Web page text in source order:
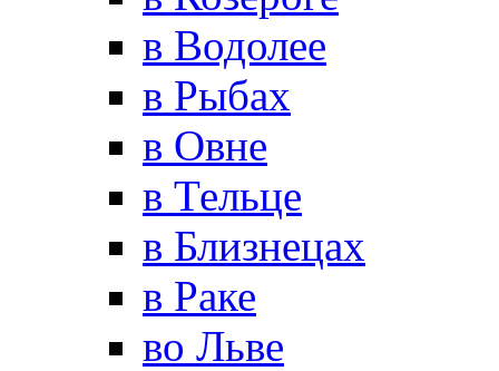
в Водолее
в Рыбах
в Овне
в Тельце
в Близнецах
в Раке
во Льве